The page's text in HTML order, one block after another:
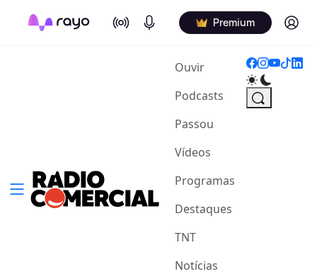
On Air Podcasts Premium Log in
Ouvir(current)
Podcasts
Passou
Vídeos
Programas
Destaques
TNT
Notícias